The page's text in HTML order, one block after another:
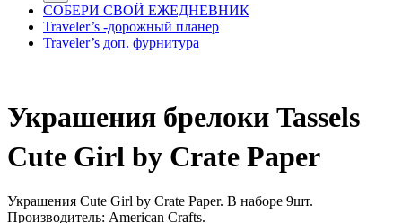
СОБЕРИ СВОЙ ЕЖЕДНЕВНИК
Traveler’s -дорожный планер
Traveler’s доп. фурнитура
Украшения брелоки Tassels
Cute Girl by Crate Paper
Украшения Cute Girl by Crate Paper. В наборе 9шт.
Производитель: American Crafts.